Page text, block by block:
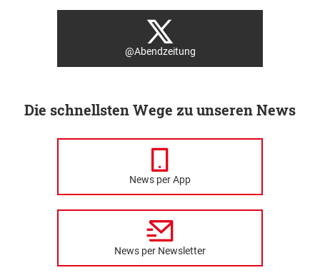
@Abendzeitung
Die schnellsten Wege zu unseren News
News per App
News per Newsletter